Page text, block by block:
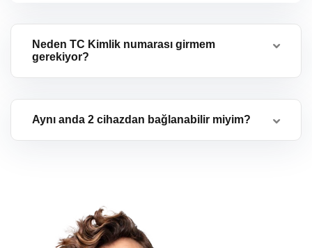
Neden TC Kimlik numarası girmem
gerekiyor?
Aynı anda 2 cihazdan bağlanabilir miyim?